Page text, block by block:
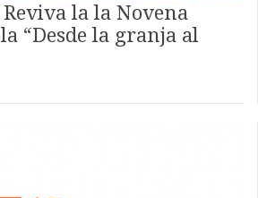
Reviva la la Novena
“Desde la granja al